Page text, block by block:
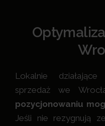
Lokalnie
sprzedaż we
pozycjonowaniu
Jeśli nie rezygnują